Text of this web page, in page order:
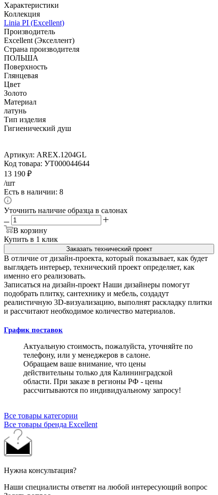
Характеристики
Коллекция
Linia PI (Excellent)
Производитель
Excellent (Экселлент)
Страна производителя
ПОЛЬША
Поверхность
Глянцевая
Цвет
Золото
Материал
латунь
Тип изделия
Гигиенический душ
Артикул: AREX.1204GL
Код товара: УТ000044644
13 190 ₽
/шт
Есть в наличии: 8
Уточнить наличие образца в салонах
В корзину
Купить в 1 клик
Заказать технический проект
В отличие от дизайн-проекта, который показывает, как будет
выглядеть интерьер, технический проект определяет, как
именно его реализовать.
Записаться на дизайн-проект Наши дизайнеры помогут
подобрать плитку, сантехнику и мебель, создадут
реалистичную 3D-визуализацию, выполнят раскладку плитки
и рассчитают необходимое количество материалов.
График поставок
Актуальную стоимость, пожалуйста, уточняйте по
телефону, или у менеджеров в салоне.
Обращаем ваше внимание, что цены
действительны только для Калининградской
области. При заказе в регионы РФ - цены
рассчитываются по индивидуальному запросу!
Все товары категории
Все товары бренда Excellent
Нужна консультация?
Наши специалисты ответят на любой интересующий вопрос